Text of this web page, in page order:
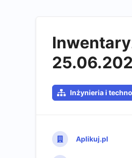
Inżynieria i
Aplikuj.pl